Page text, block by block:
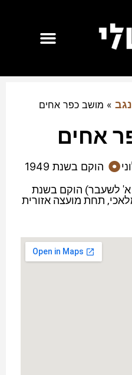
» מושב כפר אחים
אחים
הוקם בשנת 1949
לשעבר) הוקם בשנת
מלאכי, תחת מועצה אזורית